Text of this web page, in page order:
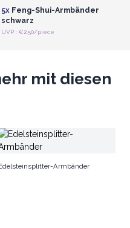
5xFeng-Shui-Armbänder
schwarz
UVP : €2.50/piece
mit diesen
Armbänder